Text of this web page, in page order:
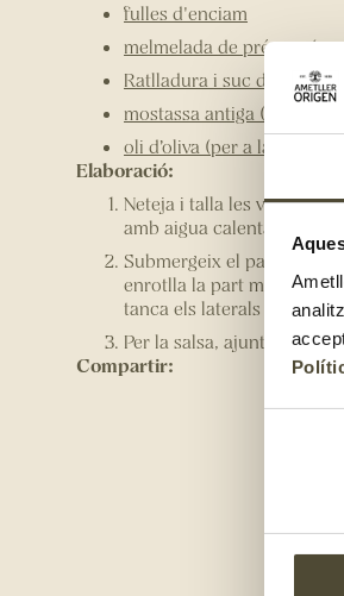
fulles d'enciam
melmelada de préssec
Ratlladura i suc d’una
mostassa antiga (per a la
oli d’oliva (per a la salsa)
Elaboració:
Neteja i talla les verdures
amb aigua calenta, però
Submergeix el paper
enrotlla la part més
tanca els laterals i
Per la salsa, ajunta tots
Compartir: